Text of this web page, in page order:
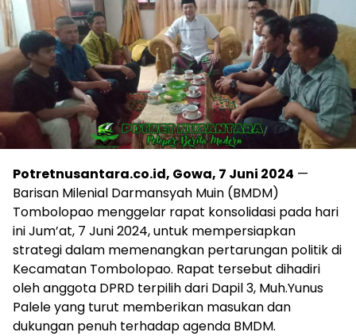
Potretnusantara.co.id, Gowa, 7 Juni 2024 —
Barisan Milenial Darmansyah Muin (BMDM)
Tombolopao menggelar rapat konsolidasi pada hari
ini Jum’at, 7 Juni 2024, untuk mempersiapkan
strategi dalam memenangkan pertarungan politik di
Kecamatan Tombolopao. Rapat tersebut dihadiri
oleh anggota DPRD terpilih dari Dapil 3, Muh.Yunus
Palele yang turut memberikan masukan dan
dukungan penuh terhadap agenda BMDM.